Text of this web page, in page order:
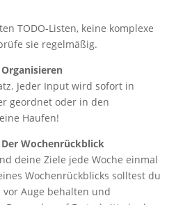
TODO-Listen, keine komplexe
sie regelmäßig.
Jeder Input wird sofort in
geordnet oder in den
Haufen!
Wochenrückblick
deine Ziele jede Woche einmal
Wochenrückblicks solltest du
Auge behalten und